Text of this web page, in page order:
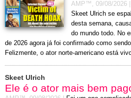
AMP™, 09/08/2026
Skeet Ulrich se
desta semana,
do mundo todo. No
de 2026 agora já foi confirmado como
Felizmente, o ator norte-americano está
Skeet Ulrich
Ele é o ator mais bem